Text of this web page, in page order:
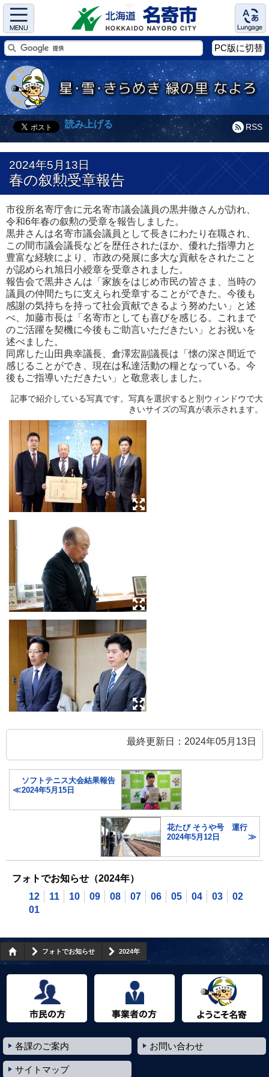
Menu Language
PC版に切替
RSS
読み上げる
2024年5月13日
春の叙勲受章報告
市役所名寄庁舎に元名寄市議会議員の黒井徹さんが訪れ、
令和6年春の叙勲の受章を報告しました。
黒井さんは名寄市議会議員として長きにわたり在職され、
この間市議会議長などを歴任されたほか、優れた指導力と
豊富な経験により、市政の発展に多大な貢献をされたこと
が認められ旭日小綬章を受章されました。
報告会で黒井さんは「家族をはじめ市民の皆さま、当時の
議員の仲間たちに支えられ受章することができた。今後も
感謝の気持ちを持って社会貢献できるよう努めたい」と述
べ、加藤市長は「名寄市としても喜びを感じる。これまで
のご活躍を契機に今後もご助言いただきたい」とお祝いを
述べました。
同席した山田典幸議長、倉澤宏副議長は「懐の深さ間近で
感じることができ、現在は私達活動の糧となっている。今
後もご指導いただきたい」と敬意表しました。
記事で紹介している写真です。写真を選択すると別ウィンドウで大
きいサイズの写真が表示されます。
最終更新日：2024年05月13日
ソフトテニス大会結果報告
2024年5月15日
花たび そうや号 運行
2024年5月12日
フォトでお知らせ（2024年）
12
11 10 09 08 07 06 05 04 03
02
01
フォトでお知らせ 2024年
各課のご案内 お問い合わせ
サイトマップ